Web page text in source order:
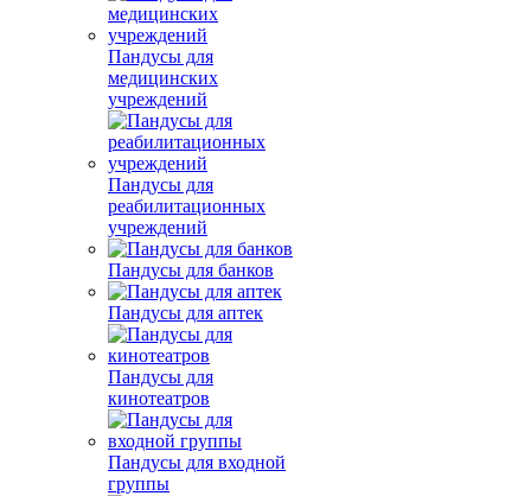
Пандусы для
медицинских
учреждений
Пандусы для
реабилитационных
учреждений
Пандусы для банков
Пандусы для аптек
Пандусы для
кинотеатров
Пандусы для входной
группы